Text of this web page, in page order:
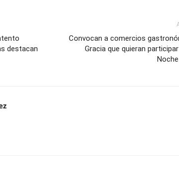
destacan
Convocan a comercios
Gracia que quieran